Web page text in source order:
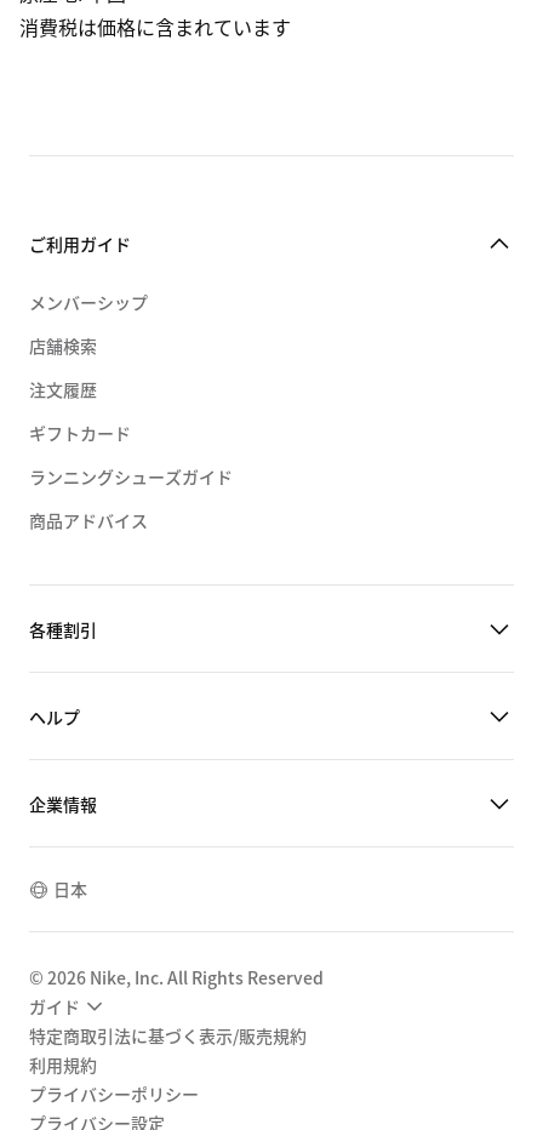
消費税は価格に含まれています
ご利用ガイド
メンバーシップ
店舗検索
注文履歴
ギフトカード
ランニングシューズガイド
商品アドバイス
各種割引
ヘルプ
企業情報
日本
© 2026 Nike, Inc. All Rights Reserved
ガイド
特定商取引法に基づく表示/販売規約
利用規約
プライバシーポリシー
プライバシー設定